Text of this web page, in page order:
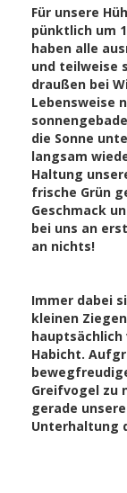
Für unsere
pünktlich um
haben alle
und teilweise
draußen bei
Lebensweise
die Sonne
langsam
Haltung
frische Grün
Geschmack
bei uns an
an nichts!
Immer dabei
kleinen
hauptsächlich
Habicht.
Greifvogel zu
gerade
Unterhaltung